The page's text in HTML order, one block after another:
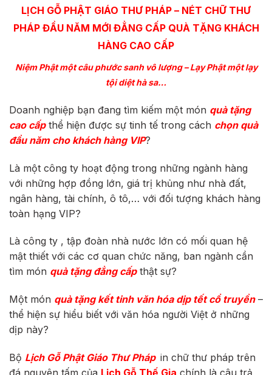
LỊCH GỖ PHẬT GIÁO THƯ PHÁP – NÉT CHỮ THƯ
PHÁP ĐẦU NĂM MỚI ĐẲNG CẤP QUÀ TẶNG KHÁCH
HÀNG CAO CẤP
Niệm Phật một câu phước sanh vô lượng – Lạy Phật một lạy
tội diệt hà sa…
Doanh nghiệp bạn đang tìm kiếm một món quà tặng
cao cấpthể hiện được sự tinh tế trong cách chọn quà
đầu năm cho khách hàng VIP?
Là một công ty hoạt động trong những ngành hàng
với những hợp đồng lớn, giá trị khủng như nhà đất,
ngân hàng, tài chính, ô tô,… với đối tượng khách hàng
toàn hạng VIP?
Là công ty , tập đoàn nhà nước lớn có mối quan hệ
mật thiết với các cơ quan chức năng, ban ngành cần
tìm món quà tặng đẳng cấpthật sự?
Một món quà tặng kết tinh văn hóa dịp tết cổ truyền–
thể hiện sự hiểu biết với văn hóa người Việt ở những
dịp này?
Bộ Lịch Gỗ Phật Giáo Thư Pháp in chữ thư pháp trên